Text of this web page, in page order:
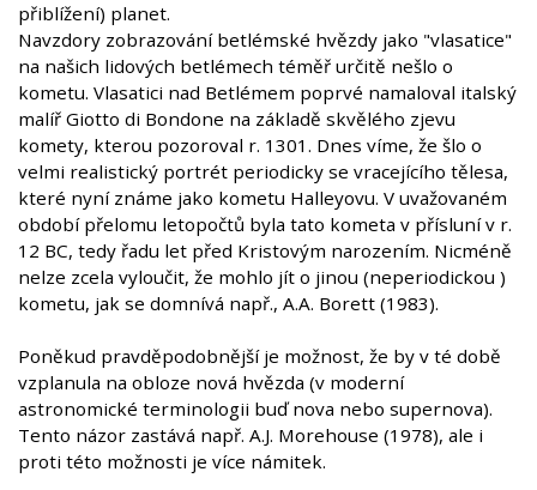
přiblížení) planet.
Navzdory zobrazování betlémské hvězdy jako "vlasatice"
na našich lidových betlémech téměř určitě nešlo o
kometu. Vlasatici nad Betlémem poprvé namaloval italský
malíř Giotto di Bondone na základě skvělého zjevu
komety, kterou pozoroval r. 1301. Dnes víme, že šlo o
velmi realistický portrét periodicky se vracejícího tělesa,
které nyní známe jako kometu Halleyovu. V uvažovaném
období přelomu letopočtů byla tato kometa v přísluní v r.
12 BC, tedy řadu let před Kristovým narozením. Nicméně
nelze zcela vyloučit, že mohlo jít o jinou (neperiodickou )
kometu, jak se domnívá např., A.A. Borett (1983).
Poněkud pravděpodobnější je možnost, že by v té době
vzplanula na obloze nová hvězda (v moderní
astronomické terminologii buď nova nebo supernova).
Tento názor zastává např. A.J. Morehouse (1978), ale i
proti této možnosti je více námitek.